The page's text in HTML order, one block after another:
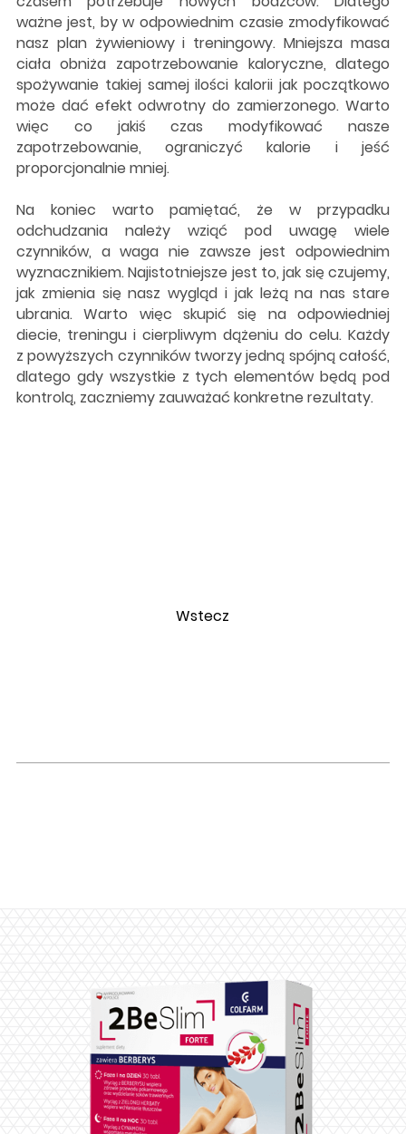
ważne jest, by w odpowiednim czasie zmodyfikować
nasz plan żywieniowy i treningowy. Mniejsza masa
ciała obniża zapotrzebowanie kaloryczne, dlatego
spożywanie takiej samej ilości kalorii jak początkowo
może dać efekt odwrotny do zamierzonego. Warto
więc co jakiś czas modyfikować nasze
zapotrzebowanie, ograniczyć kalorie i jeść
proporcjonalnie mniej.
Na koniec warto pamiętać, że w przypadku
odchudzania należy wziąć pod uwagę wiele
czynników, a waga nie zawsze jest odpowiednim
wyznacznikiem. Najistotniejsze jest to, jak się czujemy,
jak zmienia się nasz wygląd i jak leżą na nas stare
ubrania. Warto więc skupić się na odpowiedniej
diecie, treningu i cierpliwym dążeniu do celu. Każdy
z powyższych czynników tworzy jedną spójną całość,
dlatego gdy wszystkie z tych elementów będą pod
kontrolą, zaczniemy zauważać konkretne rezultaty.
Wstecz